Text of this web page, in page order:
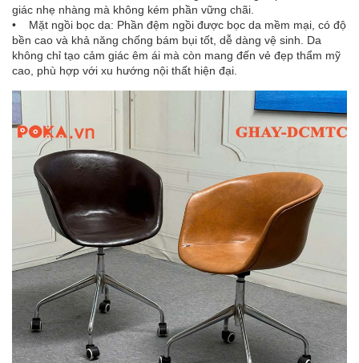
giác nhẹ nhàng mà không kém phần vững chãi.
• Mặt ngồi bọc da: Phần đệm ngồi được bọc da mềm mại, có độ
bền cao và khả năng chống bám bụi tốt, dễ dàng vệ sinh. Da
không chỉ tạo cảm giác êm ái mà còn mang đến vẻ đẹp thẩm mỹ
cao, phù hợp với xu hướng nội thất hiện đại.